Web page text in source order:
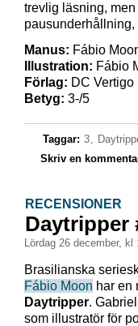
trevlig läsning,
Manus: Fábio
Illustration: Fábio
Förlag: DC Vertigo
Betyg: 3-/5
Taggar: 3,
Skriv en
RECENSIONER
Daytripper
lördag 26 december, kl
Brasilianska
Fábio Moon har en
Daytripper.
som illustratör för